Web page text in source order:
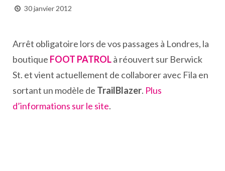
30 janvier 2012
Arrêt obligatoire lors de vos passages à Londres, la
boutique FOOT PATROLà réouvert sur Berwick
St. et vient actuellement de collaborer avec Fila en
sortant un modèle de TrailBlazer. Plus
d’informations sur le site.